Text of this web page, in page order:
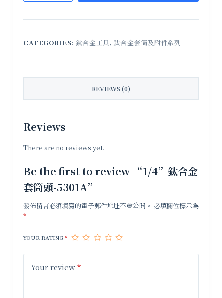
CATEGORIES: 鈦合金工具,鈦合金套筒及附件系列
REVIEWS (0)
Reviews
There are no reviews yet.
Be the first to review “1/4”鈦合金
套筒頭-5301A”
發佈留言必須填寫的電子郵件地址不會公開。 必填欄位標示為
*
YOUR RATING*
Your review*